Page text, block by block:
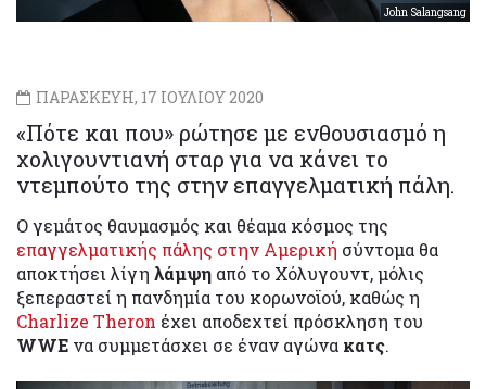
John Salangsang
ΠΑΡΑΣΚΕΥΗ, 17 ΙΟΥΛΙΟΥ 2020
«Πότε και που» ρώτησε με ενθουσιασμό η
χολιγουντιανή σταρ για να κάνει το
ντεμπούτο της στην επαγγελματική πάλη.
Ο γεμάτος θαυμασμός και θέαμα κόσμος της
επαγγελματικής πάλης στην Αμερική σύντομα θα
αποκτήσει λίγη λάμψη από το Χόλυγουντ, μόλις
ξεπεραστεί η πανδημία του κορωνοϊού, καθώς η
Charlize Theron έχει αποδεχτεί πρόσκληση του
WWE να συμμετάσχει σε έναν αγώνα κατς.